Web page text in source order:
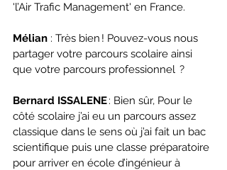
'l’Air Trafic Management' en France.
Mélian : Très bien ! Pouvez-vous nous
partager votre parcours scolaire ainsi
que votre parcours professionnel  ?
Bernard ISSALENE : Bien sûr, Pour le
côté scolaire j’ai eu un parcours assez
classique dans le sens où j’ai fait un bac
scientifique puis une classe préparatoire
pour arriver en école d’ingénieur à